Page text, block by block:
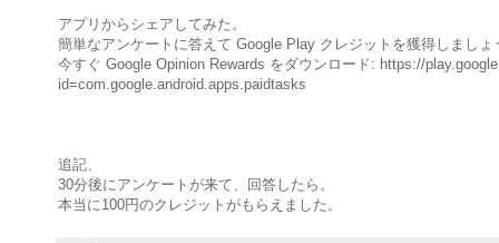
アプリからシェアしてみた。
簡単なアンケートに答えて Google Play クレジットを獲得しましょ
今すぐ Google Opinion Rewards をダウンロード: https://
id=com.google.android.apps.paidtasks
追記、
30分後にアンケートが来て、回答したら。
本当に100円のクレジットがもらえました。